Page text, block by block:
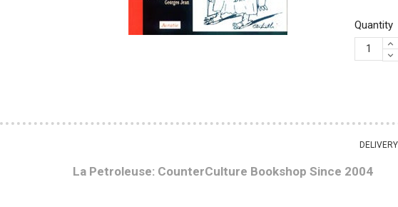
Quantity
DELIVERY
La Petroleuse: CounterCulture Bookshop Since 2004